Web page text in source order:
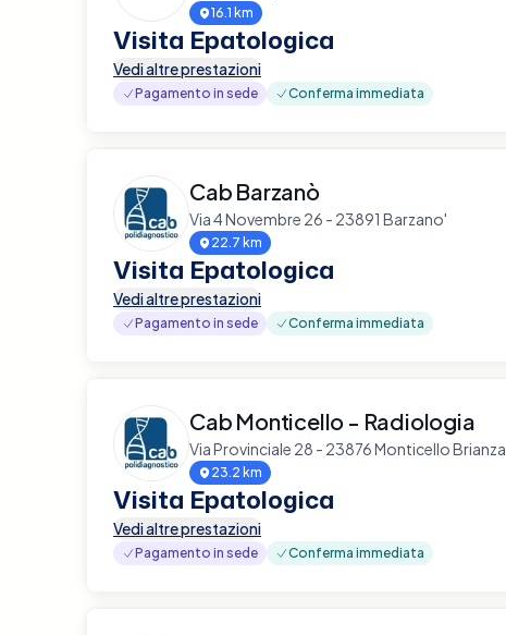
16.1 km
Visita Epatologica
Vedi altre prestazioni
Pagamento in sede Conferma immediata
Cab Barzanò
Via 4 Novembre 26 - 23891 Barzano'
22.7 km
Visita Epatologica
Vedi altre prestazioni
Pagamento in sede Conferma immediata
Cab Monticello - Radiologia
Via Provinciale 28 - 23876 Monticello Brianza
23.2 km
Visita Epatologica
Vedi altre prestazioni
Pagamento in sede Conferma immediata